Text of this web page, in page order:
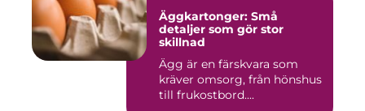
Äggkartonger: Små
detaljer som gör stor
skillnad
Ägg är en färskvara som
kräver omsorg, från hönshus
till frukostbord....